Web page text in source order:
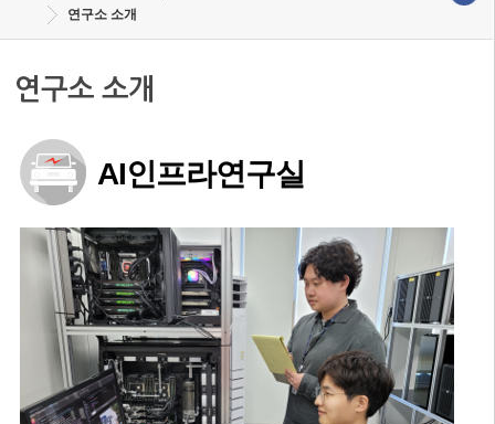
연구소 소개
연구소 소개
AI인프라연구실